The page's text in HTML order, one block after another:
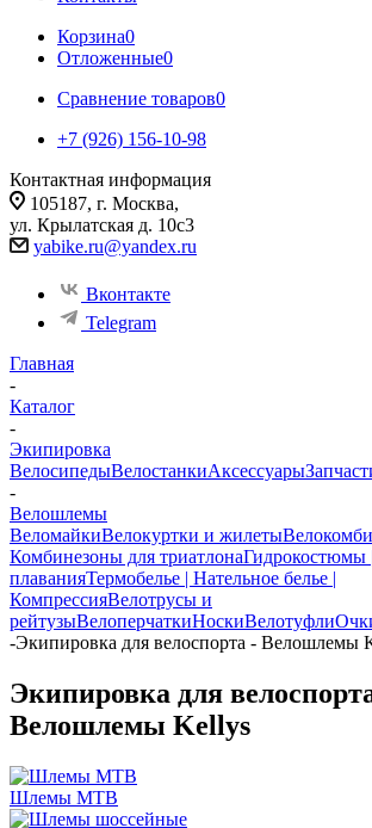
Корзина0
Отложенные0
Сравнение товаров0
+7 (926) 156-10-98
Контактная информация
105187, г. Москва,
ул. Крылатская д. 10с3
yabike.ru@yandex.ru
Вконтакте
Telegram
Главная
-
Каталог
-
Экипировка
ВелосипедыВелостанкиАксессуары
-
Велошлемы
ВеломайкиВелокуртки и жилеты
Комбинезоны для триатлонаГидрокостюмы
плаванияТермобелье | Нательное белье |
КомпрессияВелотрусы и
рейтузыВелоперчаткиНоскиВелотуфли
-Экипировка для велоспорта - Велошлемы
Экипировка для
Велошлемы Kellys
Шлемы MTB